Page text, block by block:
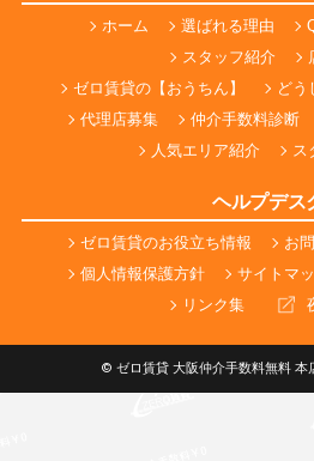
ホーム 選ばれる理由
スタッフ紹介
ゼロ賃貸の【おうちん】
どう
代理店募集
仲介手数料診断
人気エリア紹介
ス
ヘルプデス
ゼロ賃貸のお役立ち情報 お
個人情報保護方針
サイトマ
リンク集
© ゼロ賃貸 大阪仲介手数料無料 本